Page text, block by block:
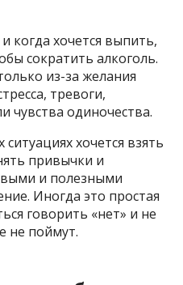
когда хочется выпить,
сократить алкоголь.
из-за желания
тревоги,
чувства одиночества.
ситуациях хочется взять
привычки и
и полезными
Иногда это простая
говорить «нет» и не
не поймут.